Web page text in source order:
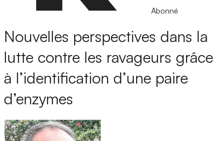
Abonné
Nouvelles perspectives dans la
lutte contre les ravageurs grâce
à l’identification d’une paire
d’enzymes